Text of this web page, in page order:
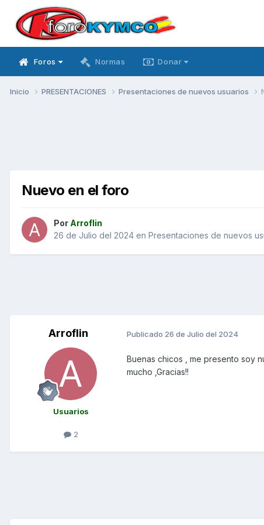
Foros Normas Donar
Inicio PRESENTACIONES Presentaciones de nuevos usuarios
Nuevo en el foro
Por Arroflin
26 de Julio del 2024 en Presentaciones de nuevos
Arroflin
Usuarios
2
Publicado 26 de Julio del 2024
Buenas chicos , me presento soy
mucho ,Gracias!!